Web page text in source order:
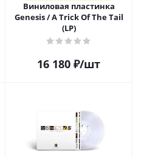
Виниловая пластинка
Genesis / A Trick Of The Tail
(LP)
16 180 ₽/шт